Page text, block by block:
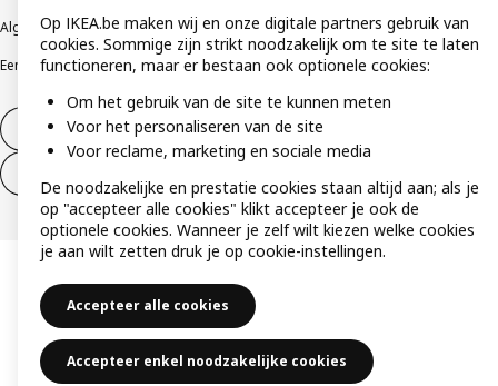
Algemene contractvoorwaardenResponsible Disclosure Program
Een etische bezorgdheid uitenKlachten
Herroeping van contract
Op IKEA.be maken wij en onze digitale partners gebruik van
cookies. Sommige zijn strikt noodzakelijk om te site te laten
functioneren, maar er bestaan ook optionele cookies:
Om het gebruik van de site te kunnen meten
Voor het personaliseren van de site
Voor reclame, marketing en sociale media
De noodzakelijke en prestatie cookies staan altijd aan; als je
op "accepteer alle cookies" klikt accepteer je ook de
optionele cookies. Wanneer je zelf wilt kiezen welke cookies
je aan wilt zetten druk je op cookie-instellingen.
Accepteer alle cookies
Accepteer enkel noodzakelijke cookies